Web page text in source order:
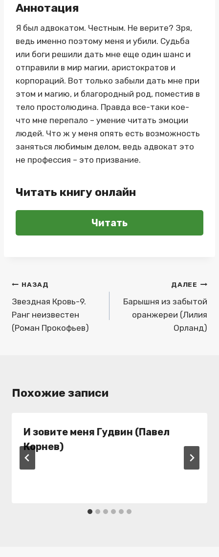
Аннотация
Я был адвокатом. Честным. Не верите? Зря,
ведь именно поэтому меня и убили. Судьба
или боги решили дать мне еще один шанс и
отправили в мир магии, аристократов и
корпораций. Вот только забыли дать мне при
этом и магию, и благородный род, поместив в
тело простолюдина. Правда все-таки кое-
что мне перепало – умение читать эмоции
людей. Что ж у меня опять есть возможность
заняться любимым делом, ведь адвокат это
не профессия – это призвание.
Читать книгу онлайн
Читать
Навигация
по
записям
НАЗАД
Звездная Кровь-9.
Ранг неизвестен
(Роман Прокофьев)
ДАЛЕЕ
Барышня из забытой
оранжереи (Лилия
Орланд)
Похожие записи
И зовите меня Гудвин (Павел
Корнев)